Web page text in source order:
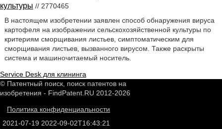
культуры // 2770465
В настоящем изобретении заявлен способ обнаружения вируса
картофеля на изображении сельскохозяйственной культуры по
критериям сморщивания листьев, симптоматическим для
сморщивания листьев, вызванного вирусом. Также раскрыты
система и машиночитаемый носитель.
Service Desk для клининга
© Патентный поиск, поиск патентов на
изобретения - FindPatent.RU 2012-2026
Политика конфиденциальности
2021-07-19 2022-09-02T16:43:21